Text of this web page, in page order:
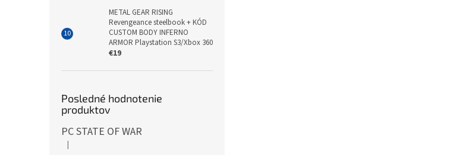
METAL GEAR RISING
Revengeance steelbook + KÓD
CUSTOM BODY INFERNO
ARMOR Playstation S3/Xbox 360
€19
Posledné hodnotenie
produktov
PC STATE OF WAR
Hodnotenie produktu je 5 z 5 hviezdičiek.
|